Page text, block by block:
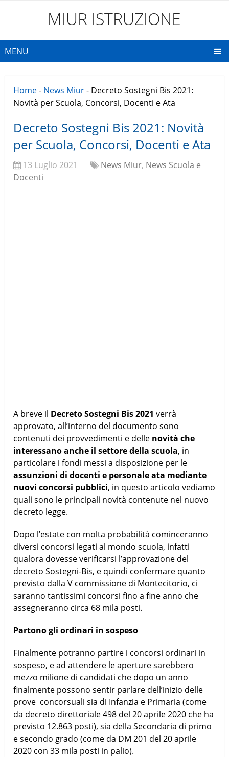
MIUR ISTRUZIONE
MENU
Home- News Miur- Decreto Sostegni Bis 2021:
Novità per Scuola, Concorsi, Docenti e Ata
Decreto Sostegni Bis 2021: Novità
per Scuola, Concorsi, Docenti e Ata
13 Luglio 2021 News Miur, News Scuola e
Docenti
A breve il Decreto Sostegni Bis 2021 verrà
approvato, all’interno del documento sono
contenuti dei provvedimenti e delle novità che
interessano anche il settore della scuola, in
particolare i fondi messi a disposizione per le
assunzioni di docenti e personale ata mediante
nuovi concorsi pubblici, in questo articolo vediamo
quali sono le principali novità contenute nel nuovo
decreto legge.
Dopo l’estate con molta probabilità cominceranno
diversi concorsi legati al mondo scuola, infatti
qualora dovesse verificarsi l’approvazione del
decreto Sostegni-Bis, e quindi confermare quanto
previsto dalla V commissione di Montecitorio, ci
saranno tantissimi concorsi fino a fine anno che
assegneranno circa 68 mila posti.
Partono gli ordinari in sospeso
Finalmente potranno partire i concorsi ordinari in
sospeso, e ad attendere le aperture sarebbero
mezzo milione di candidati che dopo un anno
finalmente possono sentir parlare dell’inizio delle
prove concorsuali sia di Infanzia e Primaria (come
da decreto direttoriale 498 del 20 aprile 2020 che ha
previsto 12.863 posti), sia della Secondaria di primo
e secondo grado (come da DM 201 del 20 aprile
2020 con 33 mila posti in palio).